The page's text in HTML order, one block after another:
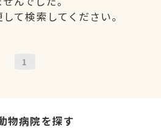
て検索してください。
1
物病院を探す